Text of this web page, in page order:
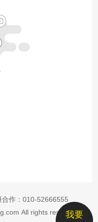
我要
作： 010-52666555
All rights reserved